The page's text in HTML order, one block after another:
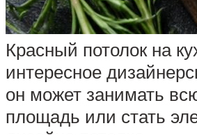
Красный потолок на
интересное
он может занимать
площадь или стать